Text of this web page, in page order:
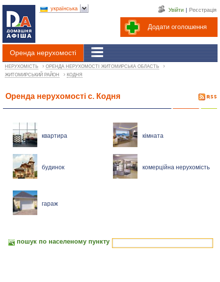
Додати оголошення
Увійти | Реєстрація
Оренда нерухомості
українська
НЕРУХОМІСТЬ › ОРЕНДА НЕРУХОМОСТІ ЖИТОМИРСЬКА ОБЛАСТЬ ›
ЖИТОМИРСЬКИЙ РАЙОН › КОДНЯ
Оренда нерухомості с. Кодня
квартира кімната
будинок комерційна нерухомість
гараж
пошук по населеному пункту